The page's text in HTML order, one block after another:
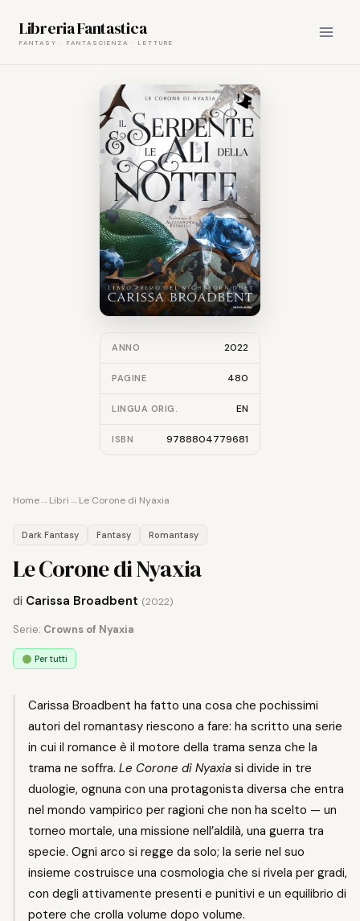
content
Libreria Fantastica
ANNO 2022
PAGINE 480
LINGUA ORIG. EN
ISBN 9788804779681
Home→ Libri→ Le Corone di Nyaxia
Dark Fantasy Fantasy Romantasy
Le Corone di Nyaxia
di Carissa Broadbent (2022)
Serie: Crowns of Nyaxia
Per tutti
Carissa Broadbent ha fatto una cosa che pochissimi
autori del romantasy riescono a fare: ha scritto una serie
in cui il romance è il motore della trama senza che la
trama ne soffra. Le Corone di Nyaxia si divide in tre
duologie, ognuna con una protagonista diversa che entra
nel mondo vampirico per ragioni che non ha scelto — un
torneo mortale, una missione nell’aldilà, una guerra tra
specie. Ogni arco si regge da solo; la serie nel suo
insieme costruisce una cosmologia che si rivela per gradi,
con degli attivamente presenti e punitivi e un equilibrio di
potere che crolla volume dopo volume.